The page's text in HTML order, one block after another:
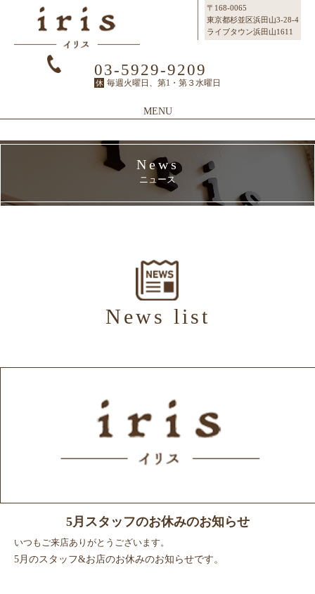
〒168-0065
東京都杉並区浜田山3-28-4
ライブタウン浜田山1611
03-5929-9209
休 毎週火曜日、第1・第３水曜日
MENU
Top
Topページ
Concept
irisのこだわり
SalonInfo
サロンインフォ
Staff
スタッフ紹介
Recruit
リクルート
News
ニュース
ブログ
News
ニュース
News list
5月スタッフのお休みのお知らせ
いつもご来店ありがとうございます。
5月のスタッフ&お店のお休みのお知らせです。